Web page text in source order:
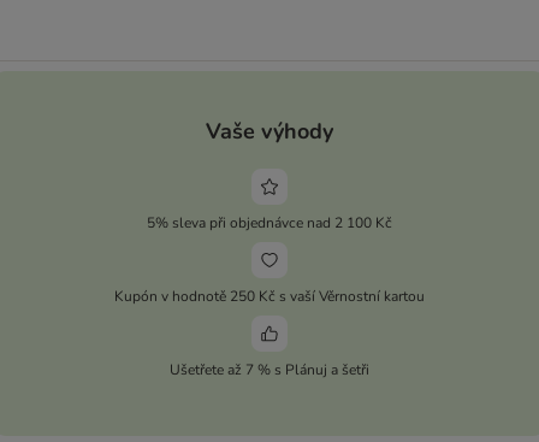
Vaše výhody
5% sleva při objednávce nad 2 100 Kč
Kupón v hodnotě 250 Kč s vaší Věrnostní kartou
Ušetřete až 7 % s Plánuj a šetři